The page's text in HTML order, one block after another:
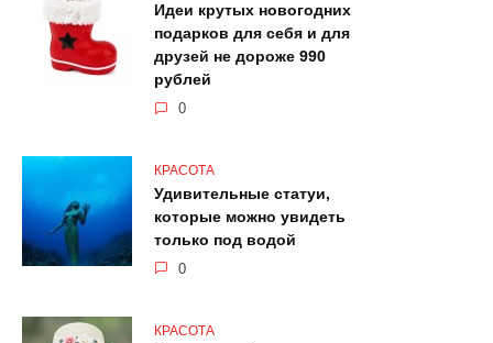
Идеи крутых новогодних
подарков для себя и для
друзей не дороже 990
рублей
0
КРАСОТА
Удивительные статуи,
которые можно увидеть
только под водой
0
КРАСОТА